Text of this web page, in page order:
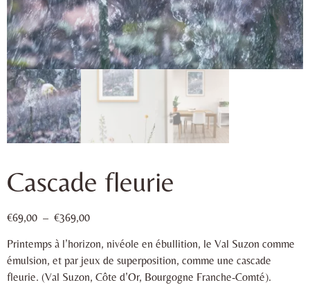
Cascade fleurie
€69,00 – €369,00
Printemps à l’horizon, nivéole en ébullition, le Val Suzon comme
émulsion, et par jeux de superposition, comme une cascade
fleurie. (Val Suzon, Côte d’Or, Bourgogne Franche-Comté).